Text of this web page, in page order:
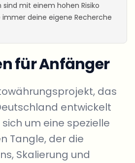
mit einem hohen Risiko
immer deine eigene Recherche
für Anfänger
das
entwickelt
um eine spezielle
Tangle, der die
Skalierung und